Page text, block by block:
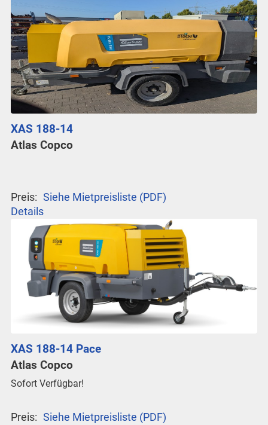
XAS 188-14
Atlas Copco
Preis: Siehe Mietpreisliste (PDF)
Details
XAS 188-14 Pace
Atlas Copco
Sofort Verfügbar!
Preis: Siehe Mietpreisliste (PDF)